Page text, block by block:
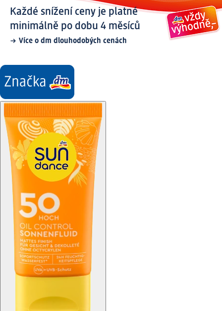
Každé snížení ceny je platné
minimálně po dobu 4 měsíců
Více o dm dlouhodobých cenách